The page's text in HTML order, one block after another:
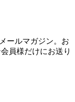
ールマガジン。お
員様だけにお送り